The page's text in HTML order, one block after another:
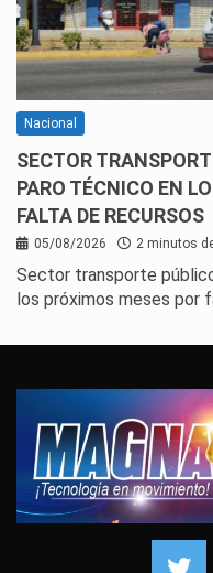
Nacional
SECTOR
PARO TÉCNICO EN
FALTA DE RECURSOS
05/08/2026 2 minutos
Sector transporte
los próximos meses por